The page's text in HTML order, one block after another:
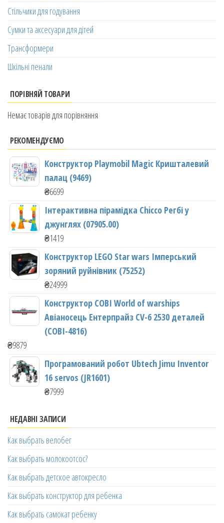
Стільчики для годування
Сумки та аксесуари для дітей
Трансформери
Шкільні пенали
ПОРІВНЯЙ ТОВАРИ
Немає товарів для порівняння
РЕКОМЕНДУЄМО
Конструктор Playmobil Magic Кришталевий
палац (9469)
₴6699
Інтерактивна пірамідка Chicco Регбі у
джунглях (07905.00)
₴1419
Конструктор LEGO Star wars Імперський
зоряний руйнівник (75252)
₴24999
Конструктор COBI World of warships
Авіаносець Ентерпрайз CV-6 2530 деталей
(COBI-4816)
₴9879
Програмований робот Ubtech Jimu Inventor
16 servos (JR1601)
₴7999
НЕДАВНІ ЗАПИСИ
Как выбрать велобег
Как выбрать молокоотсос?
Как выбрать детское автокресло
Как выбрать конструктор для ребенка
Как выбрать самокат ребенку